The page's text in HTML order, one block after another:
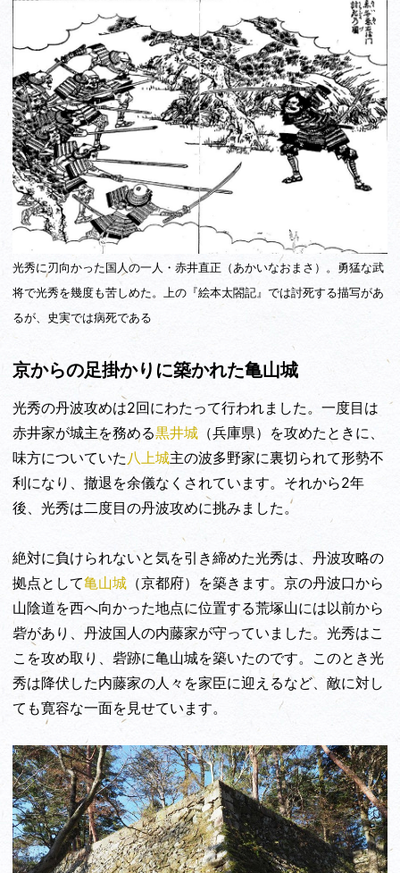
光秀に刃向かった国人の一人・赤井直正（あかいなおまさ）。勇猛な武
将で光秀を幾度も苦しめた。上の『絵本太閤記』では討死する描写があ
るが、史実では病死である
京からの足掛かりに築かれた亀山城
光秀の丹波攻めは2回にわたって行われました。一度目は
赤井家が城主を務める黒井城 （兵庫県）を攻めたときに、
味方についていた 八上城主の波多野家に裏切られて形勢不
利になり、撤退を余儀なくされています。それから2年
後、光秀は二度目の丹波攻めに挑みました。
絶対に負けられないと気を引き締めた光秀は、丹波攻略の
拠点として亀山城 （京都府）を築きます。京の丹波口から
山陰道を西へ向かった地点に位置する荒塚山には以前から
砦があり、丹波国人の内藤家が守っていました。光秀はこ
こを攻め取り、砦跡に亀山城を築いたのです。このとき光
秀は降伏した内藤家の人々を家臣に迎えるなど、敵に対し
ても寛容な一面を見せています。